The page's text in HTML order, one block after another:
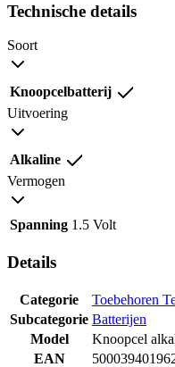
Technische details
Soort
Knoopcelbatterij
Uitvoering
Alkaline
Vermogen
Spanning 1.5 Volt
Details
Categorie
Toebehoren
Subcategorie Batterijen
Model
Knoopcel
EAN